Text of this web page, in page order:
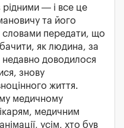
рідними — і все це
та його
передати, що
як людина, за
недавно доводилося
знову
життя.
медичному
медичним
усім, хто був